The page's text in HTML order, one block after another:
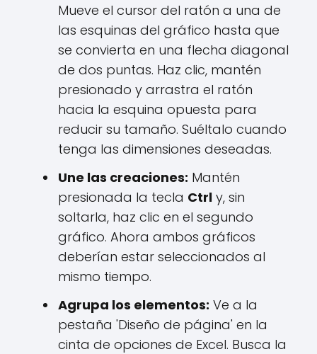
Mueve el cursor del ratón a una de
las esquinas del gráfico hasta que
se convierta en una flecha diagonal
de dos puntas. Haz clic, mantén
presionado y arrastra el ratón
hacia la esquina opuesta para
reducir su tamaño. Suéltalo cuando
tenga las dimensiones deseadas.
Une las creaciones: Mantén
presionada la tecla Ctrl y, sin
soltarla, haz clic en el segundo
gráfico. Ahora ambos gráficos
deberían estar seleccionados al
mismo tiempo.
Agrupa los elementos: Ve a la
pestaña 'Diseño de página' en la
cinta de opciones de Excel. Busca la